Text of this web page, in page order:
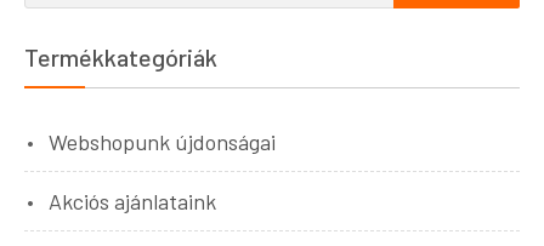
Termékkategóriák
Webshopunk újdonságai
Akciós ajánlataink